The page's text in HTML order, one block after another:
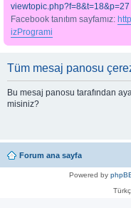
viewtopic.php?f=8&t=18&p=27
Facebook tanıtım sayfamız:
izProgrami
Tüm mesaj panosu
Bu mesaj panosu tarafından
misiniz?
Forum ana sayfa
Powered by